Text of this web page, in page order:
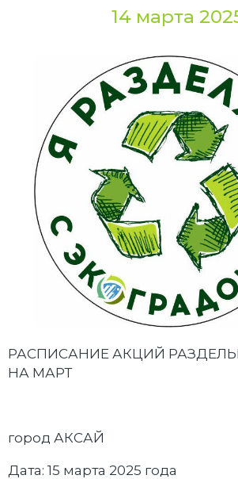
14 марта
РАСПИСАНИЕ АКЦИЙ
НА МАРТ
город АКСАЙ
Дата: 15 марта 2025 года